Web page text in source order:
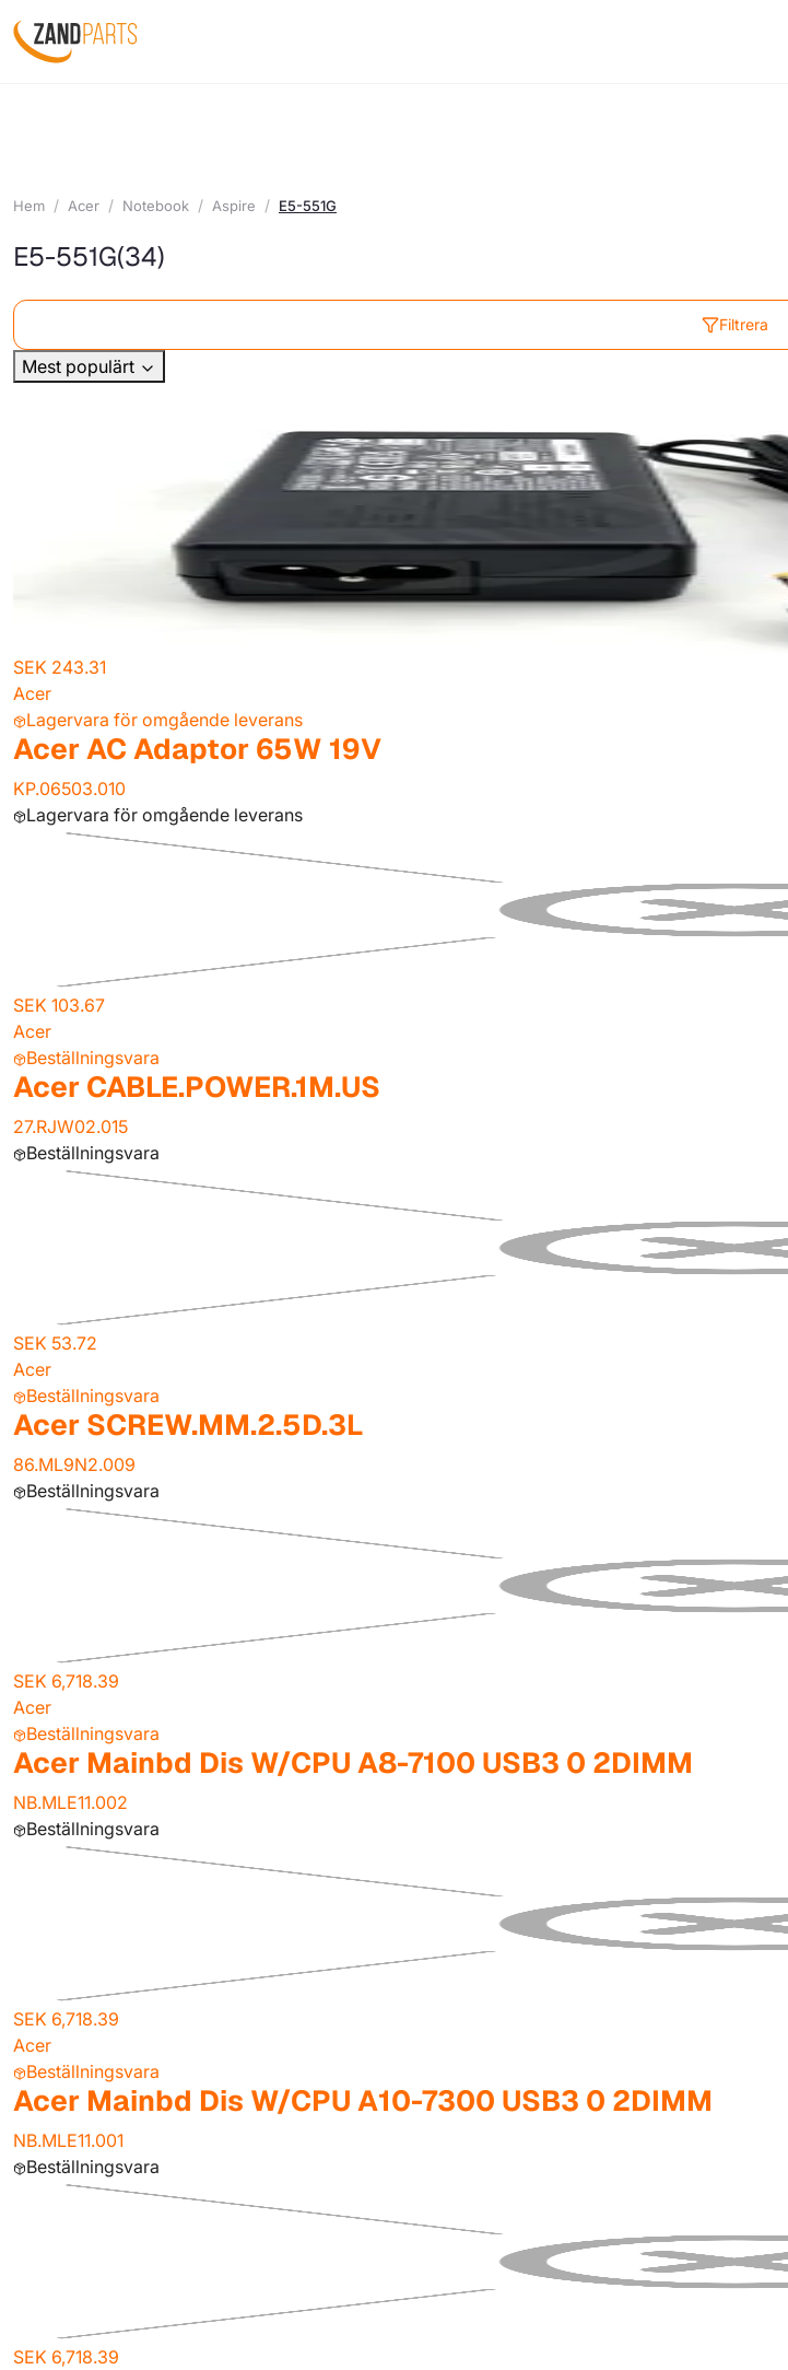
Hem Acer Notebook Aspire E5-551G
E5-551G(34)
Filtrera
Mest populärt
SEK 243.31
Acer
Lagervara för omgående leverans
Acer AC Adaptor 65W 19V
KP.06503.010
Lagervara för omgående leverans
SEK 103.67
Acer
Beställningsvara
Acer CABLE.POWER.1M.US
27.RJW02.015
Beställningsvara
SEK 53.72
Acer
Beställningsvara
Acer SCREW.MM.2.5D.3L
86.ML9N2.009
Beställningsvara
SEK 6,718.39
Acer
Beställningsvara
Acer Mainbd Dis W/CPU A8-7100 USB3 0 2DIMM
NB.MLE11.002
Beställningsvara
SEK 6,718.39
Acer
Beställningsvara
Acer Mainbd Dis W/CPU A10-7300 USB3 0 2DIMM
NB.MLE11.001
Beställningsvara
SEK 6,718.39